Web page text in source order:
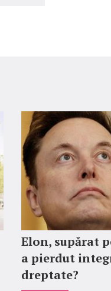
Elon, supărat
a pierdut
dreptate?